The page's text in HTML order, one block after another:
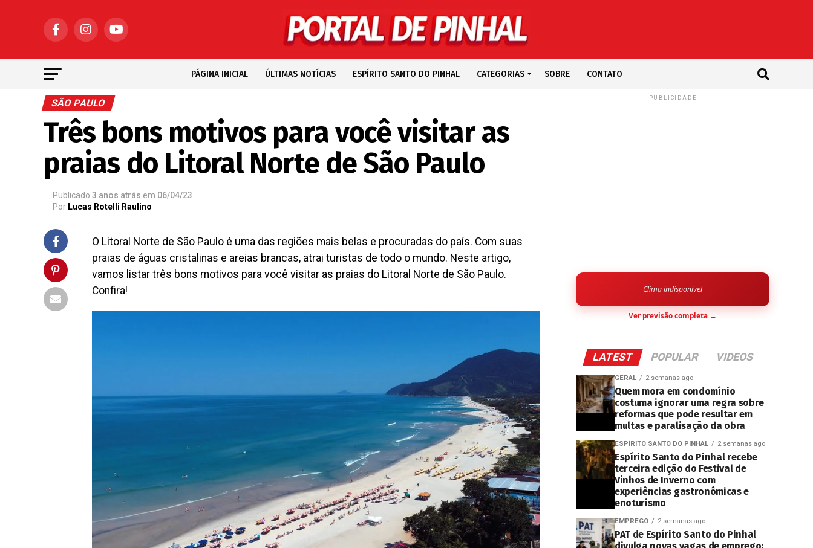
PÁGINA INICIAL ÚLTIMAS NOTÍCIAS ESPÍRITO SANTO DO PINHAL CATEGORIAS SOBRE CONTATO
SÃO PAULO
Três bons motivos para você visitar as
praias do Litoral Norte de São Paulo
Publicado 3 anos atrás em 06/04/23
Por Lucas Rotelli Raulino
O Litoral Norte de São Paulo é uma das regiões mais belas e procuradas do país. Com suas
praias de águas cristalinas e areias brancas, atrai turistas de todo o mundo. Neste artigo,
vamos listar três bons motivos para você visitar as praias do Litoral Norte de São Paulo.
Confira!
PUBLICIDADE
Clima indisponível
Ver previsão completa →
LATEST POPULAR VIDEOS
GERAL 2 semanas ago
Quem mora em condomínio
costuma ignorar uma regra sobre
reformas que pode resultar em
multas e paralisação da obra
ESPÍRITO SANTO DO PINHAL 2 semanas ago
Espírito Santo do Pinhal recebe
terceira edição do Festival de
Vinhos de Inverno com
experiências gastronômicas e
enoturismo
EMPREGO 2 semanas ago
PAT de Espírito Santo do Pinhal